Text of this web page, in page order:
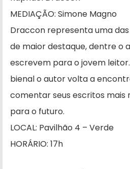
MEDIAÇÃO: Simone Magno
Draccon representa uma
de maior destaque, dentre o
escrevem para o jovem
bienal o autor volta a
comentar seus escritos mais
para o futuro.
LOCAL: Pavilhão 4 – Verde
HORÁRIO: 17h